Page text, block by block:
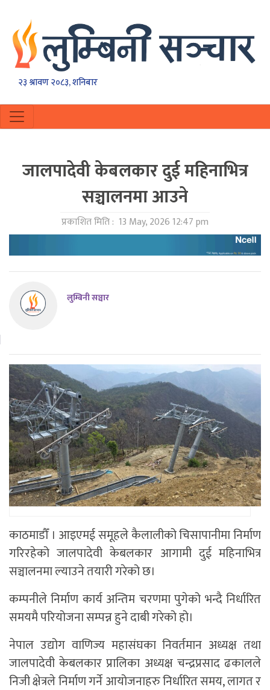
२३ श्रावण २०८३, शनिबार
जालपादेवी केबलकार दुई महिनाभित्र
सञ्चालनमा आउने
प्रकाशित मिति : 13 May, 2026 12:47 pm
लुम्बिनी सञ्चार
काठमाडौँ । आइएमई समूहले कैलालीको चिसापानीमा निर्माण
गरिरहेको जालपादेवी केबलकार आगामी दुई महिनाभित्र
सञ्चालनमा ल्याउने तयारी गरेको छ।
कम्पनीले निर्माण कार्य अन्तिम चरणमा पुगेको भन्दै निर्धारित
समयमै परियोजना सम्पन्न हुने दाबी गरेको हो।
नेपाल उद्योग वाणिज्य महासंघका निवर्तमान अध्यक्ष तथा
जालपादेवी केबलकार प्रालिका अध्यक्ष चन्द्रप्रसाद ढकालले
निजी क्षेत्रले निर्माण गर्ने आयोजनाहरु निर्धारित समय, लागत र